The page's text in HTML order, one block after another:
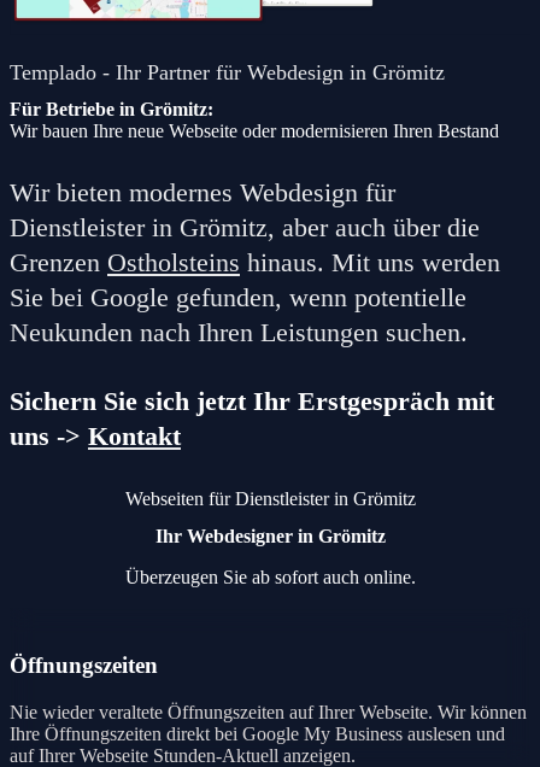
Templado - Ihr Partner für Webdesign in Grömitz
Für Betriebe in Grömitz:
Wir bauen Ihre neue Webseite oder modernisieren Ihren Bestand
Wir bieten modernes Webdesign für
Dienstleister in Grömitz, aber auch über die
Grenzen Ostholsteins hinaus. Mit uns werden
Sie bei Google gefunden, wenn potentielle
Neukunden nach Ihren Leistungen suchen.
Sichern Sie sich jetzt Ihr Erstgespräch mit
uns -> Kontakt
Webseiten für Dienstleister in Grömitz
Ihr Webdesigner in Grömitz
Überzeugen Sie ab sofort auch online.
Öffnungszeiten
Nie wieder veraltete Öffnungszeiten auf Ihrer Webseite. Wir können
Ihre Öffnungszeiten direkt bei Google My Business auslesen und
auf Ihrer Webseite Stunden-Aktuell anzeigen.